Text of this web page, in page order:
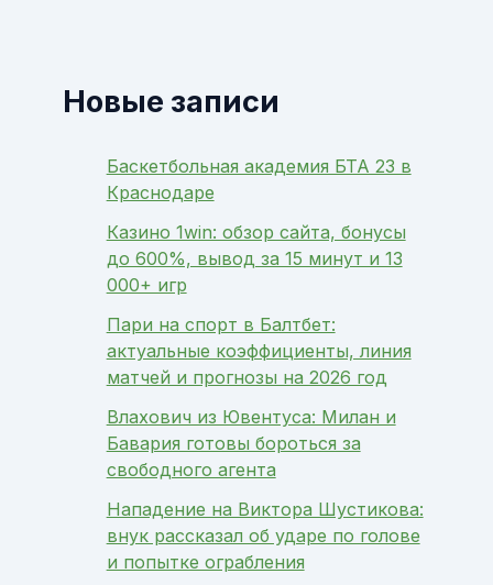
Новые записи
Баскетбольная академия БТА 23 в
Краснодаре
Казино 1win: обзор сайта, бонусы
до 600%, вывод за 15 минут и 13
000+ игр
Пари на спорт в Балтбет:
актуальные коэффициенты, линия
матчей и прогнозы на 2026 год
Влахович из Ювентуса: Милан и
Бавария готовы бороться за
свободного агента
Нападение на Виктора Шустикова:
внук рассказал об ударе по голове
и попытке ограбления